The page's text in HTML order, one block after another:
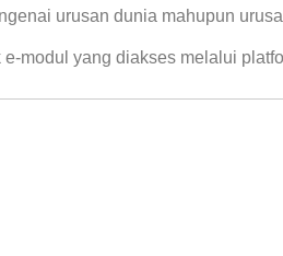
urusan dunia mahupun
modul yang diakses melalui